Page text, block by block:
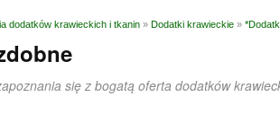
dodatków krawieckich i tkanin » Dodatki krawieckie »
się z bogatą oferta dodatków